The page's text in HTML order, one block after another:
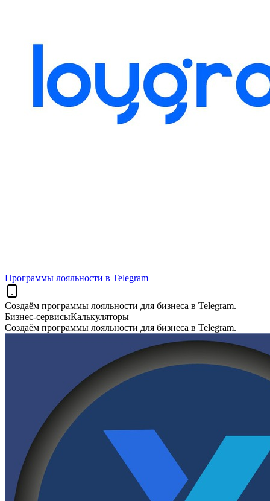
Программы лояльности в Telegram
Создаём программы лояльности для бизнеса в Telegram.
Бизнес-сервисыКалькуляторы
Создаём программы лояльности для бизнеса в Telegram.